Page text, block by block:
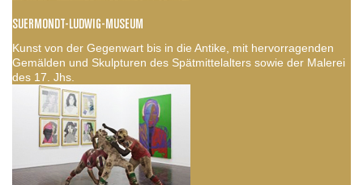
SUERMONDT-LUDWIG-MUSEUM
Kunst von der Gegenwart bis in die Antike, mit hervorragenden
Gemälden und Skulpturen des Spätmittelalters sowie der Malerei
des 17. Jhs.